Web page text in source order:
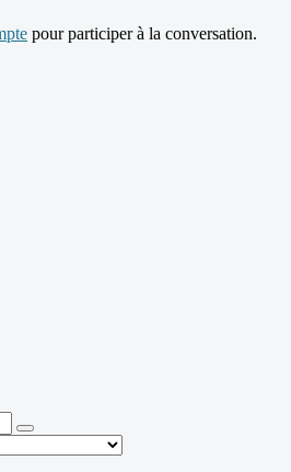
pour participer à la conversation.